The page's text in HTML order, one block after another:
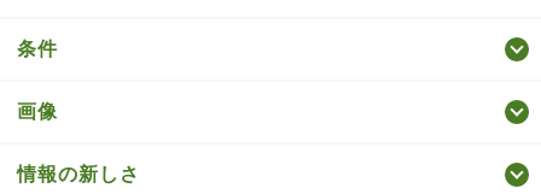
条件
画像
情報の新しさ